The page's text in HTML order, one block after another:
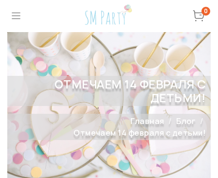
0
ОТМЕЧАЕМ 14 ФЕВРАЛЯ С
ДЕТЬМИ!
Главная
Блог
Отмечаем 14 февраля с детьми!